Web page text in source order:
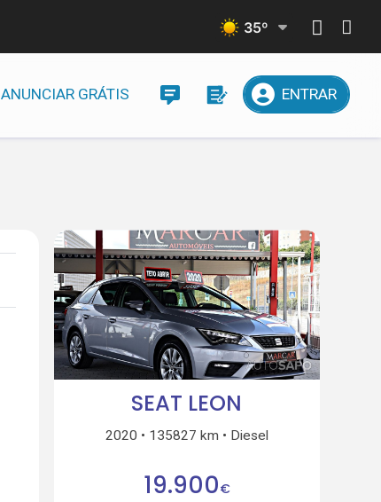
35º
ANUNCIAR GRÁTIS ENTRAR
SEAT LEON
2020 135827 km Diesel
19.900€